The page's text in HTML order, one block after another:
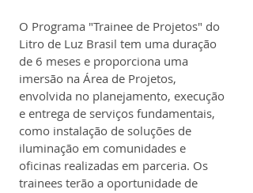
O Programa "Trainee de Projetos" do
Litro de Luz Brasil tem uma duração
de 6 meses e proporciona uma
imersão na Área de Projetos,
envolvida no planejamento, execução
e entrega de serviços fundamentais,
como instalação de soluções de
iluminação em comunidades e
oficinas realizadas em parceria. Os
trainees terão a oportunidade de